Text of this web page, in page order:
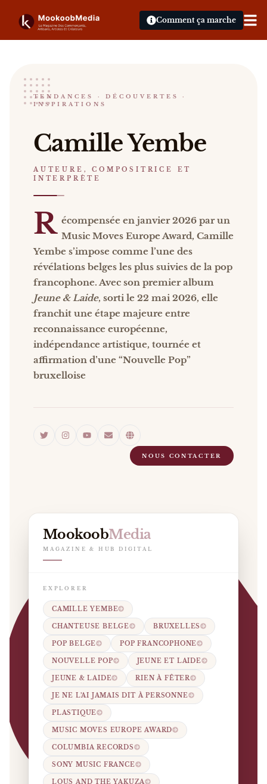
Comment ça marche
Camille Yembe
AUTEURE, COMPOSITRICE ET INTERPRÈTE
Camille Yembe Récompensée en janvier 2026
Catalogue :événements, presse, vidéos.
TENDANCES · DÉCOUVERTES ·
INSPIRATIONS
Camille Yembe
AUTEURE, COMPOSITRICE ET
INTERPRÈTE
R écompensée en janvier 2026 par un
Music Moves Europe Award, Camille
Yembe s’impose comme l’une des
révélations belges les plus suivies de la pop
francophone. Avec son premier album
Jeune & Laide, sorti le 22 mai 2026, elle
franchit une étape majeure entre
reconnaissance européenne,
indépendance artistique, tournée et
affirmation d’une “Nouvelle Pop”
bruxelloise
NOUS CONTACTER
MookoobMedia
MAGAZINE & HUB DIGITAL
EXPLORER
CAMILLE YEMBE
CHANTEUSE BELGE BRUXELLES
POP BELGE POP FRANCOPHONE
NOUVELLE POP JEUNE ET LAIDE
JEUNE & LAIDE RIEN À FÊTER
JE NE L’AI JAMAIS DIT À PERSONNE
PLASTIQUE
MUSIC MOVES EUROPE AWARD
COLUMBIA RECORDS
SONY MUSIC FRANCE
LOUS AND THE YAKUZA